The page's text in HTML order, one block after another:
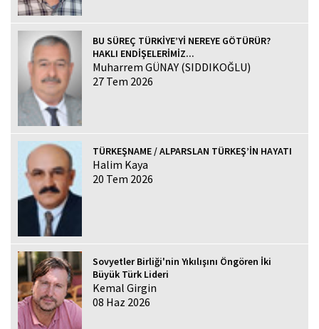
BU SÜREÇ TÜRKİYE’Yİ NEREYE GÖTÜRÜR?
HAKLI ENDİŞELERİMİZ...
Muharrem GÜNAY (SIDDIKOĞLU)
27 Tem 2026
TÜRKEŞNAME / ALPARSLAN TÜRKEŞ’İN HAYATI
Halim Kaya
20 Tem 2026
Sovyetler Birliği'nin Yıkılışını Öngören İki
Büyük Türk Lideri
Kemal Girgin
08 Haz 2026